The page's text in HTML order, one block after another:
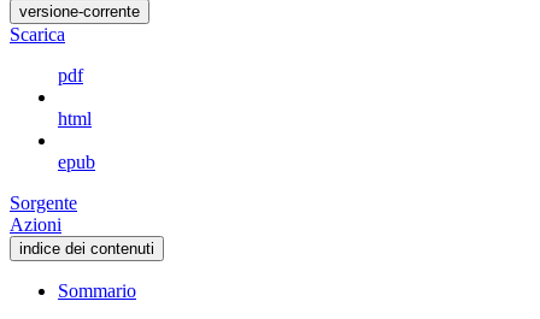
versione-corrente
Scarica
pdf
html
epub
Sorgente
Azioni
indice dei contenuti
Sommario